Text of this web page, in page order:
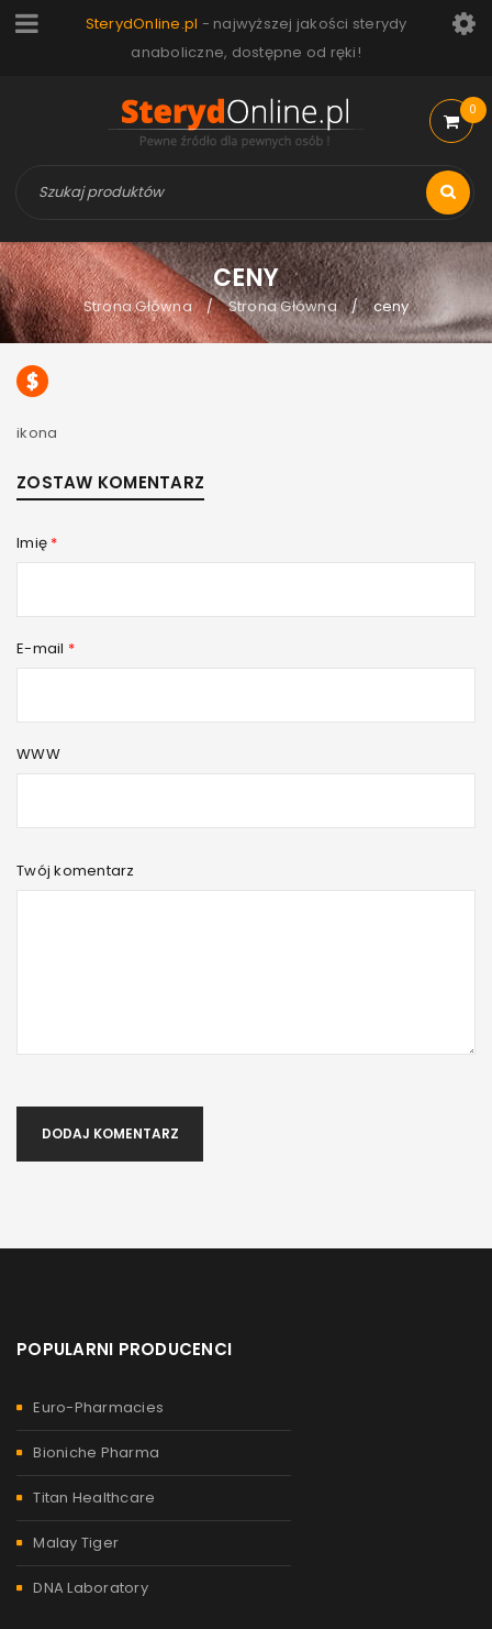
SterydOnline.pl - najwyższej jakości sterydy
anaboliczne, dostępne od ręki!
0
CENY
Strona Główna / Strona Główna / ceny
ikona
ZOSTAW KOMENTARZ
Imię *
E-mail *
WWW
Twój komentarz
DODAJ KOMENTARZ
POPULARNI PRODUCENCI
Euro-Pharmacies
Bioniche Pharma
Titan Healthcare
Malay Tiger
DNA Laboratory